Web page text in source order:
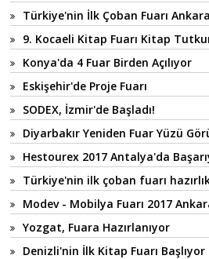
Türkiye'nin İlk Çoban Fuarı
9. Kocaeli Kitap Fuarı Kitap
Konya'da 4 Fuar Birden Açılıyor
Eskişehir'de Proje Fuarı
SODEX, İzmir'de Başladı!
Diyarbakır Yeniden Fuar Yüzü
Hestourex 2017 Antalya'da
Türkiye'nin ilk çoban fuarı
Modev - Mobilya Fuarı 2017
Yozgat, Fuara Hazırlanıyor
Denizli'nin İlk Kitap Fuarı Başlıyor